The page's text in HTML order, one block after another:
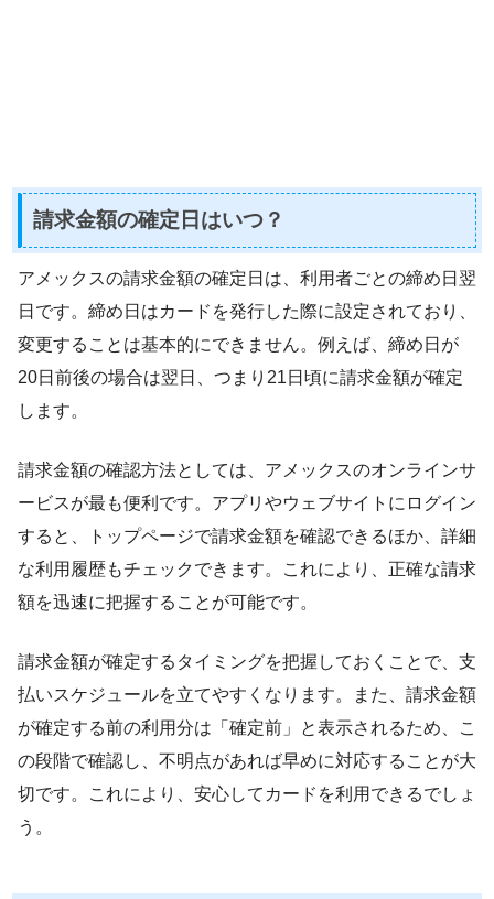
請求金額の確定日はいつ？
アメックスの請求金額の確定日は、利用者ごとの締め日翌
日です。締め日はカードを発行した際に設定されており、
変更することは基本的にできません。例えば、締め日が
20日前後の場合は翌日、つまり21日頃に請求金額が確定
します。
請求金額の確認方法としては、アメックスのオンラインサ
ービスが最も便利です。アプリやウェブサイトにログイン
すると、トップページで請求金額を確認できるほか、詳細
な利用履歴もチェックできます。これにより、正確な請求
額を迅速に把握することが可能です。
請求金額が確定するタイミングを把握しておくことで、支
払いスケジュールを立てやすくなります。また、請求金額
が確定する前の利用分は「確定前」と表示されるため、こ
の段階で確認し、不明点があれば早めに対応することが大
切です。これにより、安心してカードを利用できるでしょ
う。